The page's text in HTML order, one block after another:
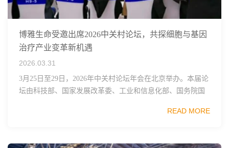
博雅生命受邀出席2026中关村论坛，共探细胞与基因
治疗产业变革新机遇
2026.03.31
3月25日至29日，2026年中关村论坛年会在北京举办。本届论
坛由科技部、国家发展改革委、工业和信息化部、国务院国
READ MORE